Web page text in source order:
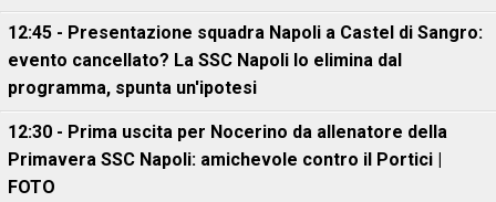
12:45 - Presentazione squadra Napoli a Castel di Sangro:
evento cancellato? La SSC Napoli lo elimina dal
programma, spunta un'ipotesi
12:30 - Prima uscita per Nocerino da allenatore della
Primavera SSC Napoli: amichevole contro il Portici |
FOTO